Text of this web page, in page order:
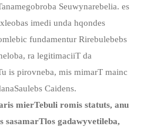
Seuwynarebelia. es
imedi unda hqondes
fundamentur Rirebulebebs
ra legitimaciiT da
is pirovneba, mis mimarT mainc
Caidens.
mierTebuli romis statuts, anu
sasamarTlos gadawyvetileba,